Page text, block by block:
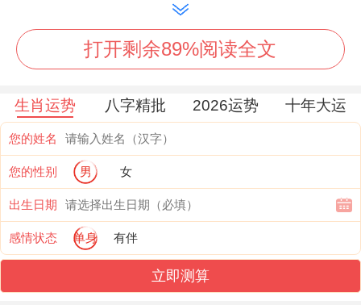
机遇在于、「禄马交驰」 ，禄神（代表俸
禄，稳定收益）与驿马星（代表变动，奔
出差、岗位调动甚至异地发展，能获取实质
性的收益与事业突破。
挑战则在于 「群比争财」。即身边竞争者
众，容易有利益被分夺、功劳被抢夺、合作
中出现分歧甚至破财之事，能否将挑战化为
机遇，关键在于是否能善用官印之力，以规
打开剩余89%阅读全文
生肖运势 八字精批 2026运势 十年大运
您的姓名
您的性别 男 女
出生日期
感情状态 单身 有伴
立即测算